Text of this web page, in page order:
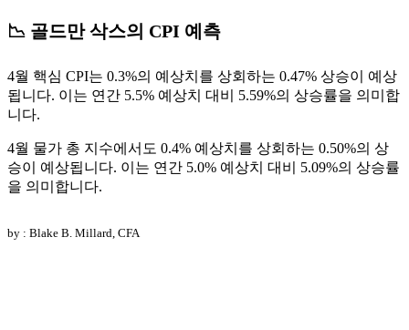
📉 골드만 삭스의 CPI 예측
4월 핵심 CPI는 0.3%의 예상치를 상회하는 0.47% 상승이 예상
됩니다. 이는 연간 5.5% 예상치 대비 5.59%의 상승률을 의미합
니다.
4월 물가 총 지수에서도 0.4% 예상치를 상회하는 0.50%의 상
승이 예상됩니다. 이는 연간 5.0% 예상치 대비 5.09%의 상승률
을 의미합니다.
by : Blake B. Millard, CFA